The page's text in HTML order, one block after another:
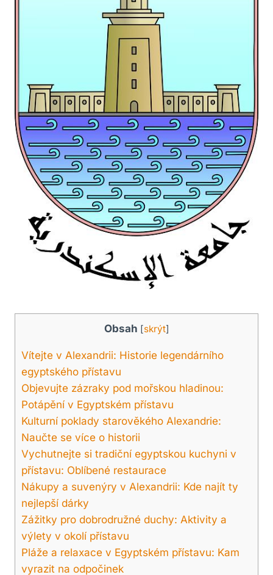
Obsah [skrýt]
Vítejte v Alexandrii: Historie legendárního
egyptského přístavu
Objevujte zázraky pod mořskou hladinou:
Potápění v Egyptském přístavu
Kulturní poklady starověkého Alexandrie:
Naučte se více o historii
Vychutnejte si tradiční egyptskou kuchyni v
přístavu: Oblíbené restaurace
Nákupy a suvenýry v Alexandrii: Kde najít ty
nejlepší dárky
Zážitky pro dobrodružné duchy: Aktivity a
výlety v okolí přístavu
Pláže a relaxace v Egyptském přístavu: Kam
vyrazit na odpočinek